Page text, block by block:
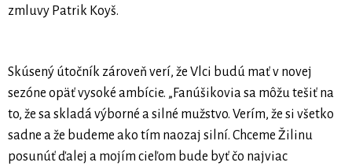
zmluvy Patrik Koyš.
Skúsený útočník zároveň verí, že Vlci budú mať v novej
sezóne opäť vysoké ambície. „Fanúšikovia sa môžu tešiť na
to, že sa skladá výborné a silné mužstvo. Verím, že si všetko
sadne a že budeme ako tím naozaj silní. Chceme Žilinu
posunúť ďalej a mojím cieľom bude byť čo najviac